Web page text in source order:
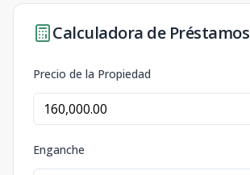
Calculadora de Préstamos
Precio de la Propiedad
Enganche